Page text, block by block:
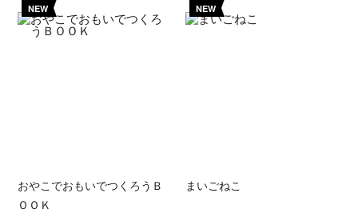
NEW
おやこでおもいでつくろうＢ
ＯＯＫ
NEW
まいごねこ